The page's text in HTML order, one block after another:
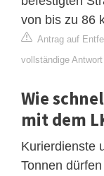
von bis zu 86
Antrag auf
vollständige
Wie
mit dem
Kurierdienste
Tonnen